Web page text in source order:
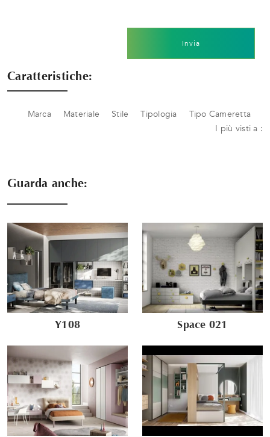
Invia
Caratteristiche:
Marca Materiale Stile Tipologia
Tipo Cameretta
I più visti a :
Guarda anche:
Y108 Space 021